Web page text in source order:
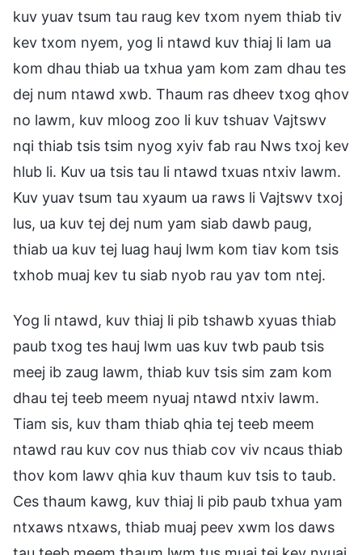
kuv yuav tsum tau raug kev txom nyem thiab tiv
kev txom nyem, yog li ntawd kuv thiaj li lam ua
kom dhau thiab ua txhua yam kom zam dhau tes
dej num ntawd xwb. Thaum ras dheev txog qhov
no lawm, kuv mloog zoo li kuv tshuav Vajtswv
nqi thiab tsis tsim nyog xyiv fab rau Nws txoj kev
hlub li. Kuv ua tsis tau li ntawd txuas ntxiv lawm.
Kuv yuav tsum tau xyaum ua raws li Vajtswv txoj
lus, ua kuv tej dej num yam siab dawb paug,
thiab ua kuv tej luag hauj lwm kom tiav kom tsis
txhob muaj kev tu siab nyob rau yav tom ntej.
Yog li ntawd, kuv thiaj li pib tshawb xyuas thiab
paub txog tes hauj lwm uas kuv twb paub tsis
meej ib zaug lawm, thiab kuv tsis sim zam kom
dhau tej teeb meem nyuaj ntawd ntxiv lawm.
Tiam sis, kuv tham thiab qhia tej teeb meem
ntawd rau kuv cov nus thiab cov viv ncaus thiab
thov kom lawv qhia kuv thaum kuv tsis to taub.
Ces thaum kawg, kuv thiaj li pib paub txhua yam
ntxaws ntxaws, thiab muaj peev xwm los daws